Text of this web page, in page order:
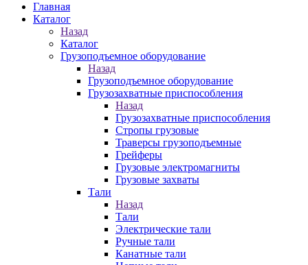
Главная
Каталог
Назад
Каталог
Грузоподъемное оборудование
Назад
Грузоподъемное оборудование
Грузозахватные приспособления
Назад
Грузозахватные приспособления
Стропы грузовые
Траверсы грузоподъемные
Грейферы
Грузовые электромагниты
Грузовые захваты
Тали
Назад
Тали
Электрические тали
Ручные тали
Канатные тали